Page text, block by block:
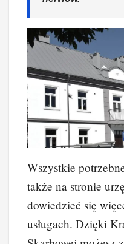
Wszystkie
także na stronie
dowiedzieć się
usługach. Dzięki